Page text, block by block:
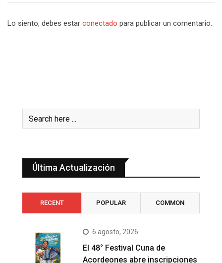
Lo siento, debes estar conectado para publicar un comentario.
Última Actualización
RECENT POPULAR COMMON
6 agosto, 2026
El 48° Festival Cuna de
Acordeones abre inscripciones